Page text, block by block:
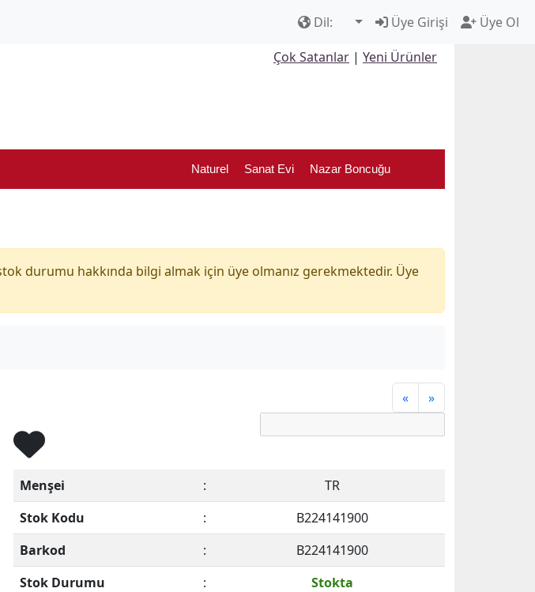
Dil: Üye Girişi
Üye Ol
Çok Satanlar | Yeni Ürünler
Naturel Sanat Evi Nazar Boncuğu
durumu hakkında bilgi almak için üye olmanız gerekmektedir. Üye
«
»
Menşei :
TR
Stok Kodu
:
B224141900
Barkod
:
B224141900
Stok Durumu
:
Stokta